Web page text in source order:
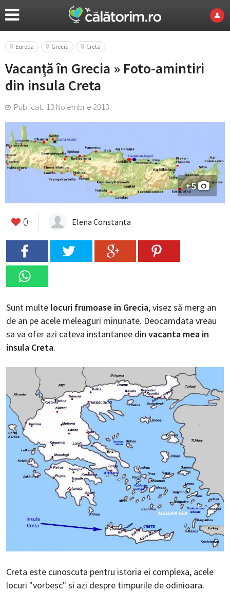
Europa Grecia Creta
Vacanță în Grecia » Foto-amintiri
din insula Creta
Publicat: 13 Noiembrie 2013
+5
0 Elena Constanta
Sunt multe locuri frumoase in Grecia, visez să merg an
de an pe acele meleaguri minunate. Deocamdata vreau
sa va ofer azi cateva instantanee din vacanta mea in
insula Creta.
Creta este cunoscuta pentru istoria ei complexa, acele
locuri "vorbesc" si azi despre timpurile de odinioara.